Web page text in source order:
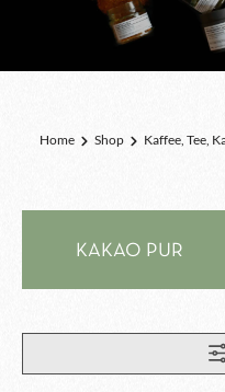
Home Shop Kaffee, Tee,
KAKAO PUR